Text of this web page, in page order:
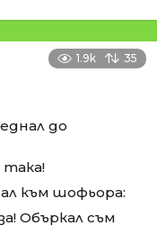
1.9k 35
до
така!
към шофьора:
Объркал съм